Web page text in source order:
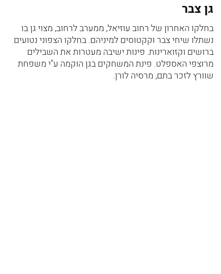
גן צבר
בחלקו האחרון של רחוב עוזיאל, ממערב לרחוב, מצוי גן בו
נשתלו שיחי צבר וקקטוסים למיניהם. בחלקו הצפוני נטועים
ברושים וקזוארינות. פינות ישיבה מעטרות את השבילים
מרוצפי האספלט. פינת המשחקים בגן הוקמה ע"י משפחת
שוורץ לזכר בתם, מרסיה לורן.